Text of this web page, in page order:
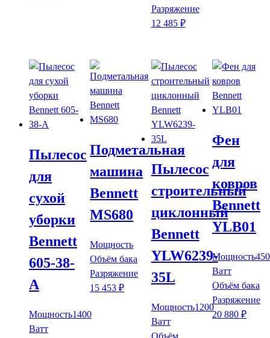
Разряжение
12 485 ₽
Пылесос
для
сухой
уборки
Bennett
605-38-
A
Мощность1400
Ватт
Подметальная
машина
Bennett
MS680
Мощность
Объём бака
Разряжение
15 453₽
Пылесос
строительный
циклонный
Bennett
YLW6239-
35L
Мощность1200
Ватт
Объём
Фен
для
ковров
Bennett
YLB01
Мощность
Ватт
Объём бака
Разряжение
20 880 ₽